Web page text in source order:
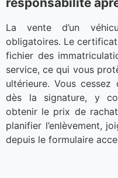
La vente d’un
obligatoires. Le
fichier des
service, ce qui vous
ultérieure. Vous cessez
dès la signature, y
obtenir le prix de
planifier l’enlèvement,
depuis le formulaire